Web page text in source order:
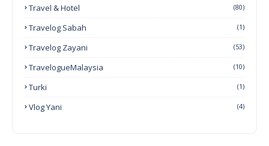
Travel & Hotel (80)
Travelog Sabah (1)
Travelog Zayani (53)
TravelogueMalaysia (10)
Turki (1)
Vlog Yani (4)